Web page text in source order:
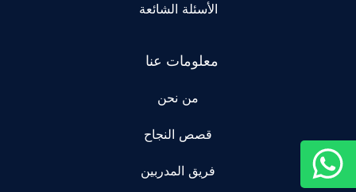
الأسئلة الشائعة
معلومات عنا
من نحن
قصص النجاح
فريق المدربين